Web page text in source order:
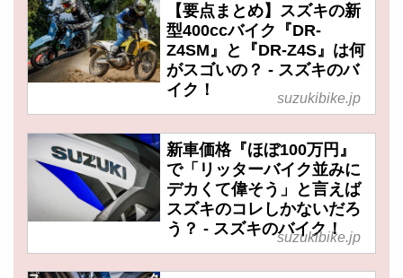
【要点まとめ】スズキの新
型400ccバイク『DR-
Z4SM』と『DR-Z4S』は何
がスゴいの？ - スズキのバ
イク！
suzukibike.jp
新車価格『ほぼ100万円』
で「リッターバイク並みに
デカくて偉そう」と言えば
スズキのコレしかないだろ
う？ - スズキのバイク！
suzukibike.jp